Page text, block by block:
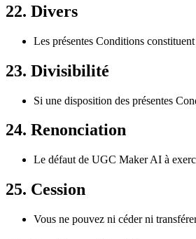
22. Divers
Les présentes Conditions
23. Divisibilité
Si une disposition des présentes
24. Renonciation
Le défaut de UGC Maker AI à
25. Cession
Vous ne pouvez ni céder ni